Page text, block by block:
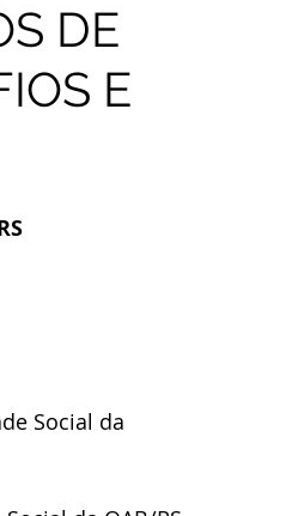
DE
E
Social da